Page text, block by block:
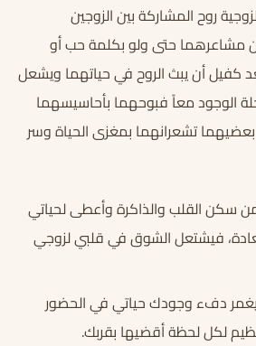
روح المشاركة بين الزوجين
مشاعرهما حتى ولو بكلمة حب أو
كفيل أن يبث الروح في حياتهما ويشعل
الوجود معاً فبوحهما بأحاسيسهما
تشعرانهما بمغزى الحياة وسر
سكن القلب والذاكرة وأعطى لحياتي
فيشتعل الشوق في قلبي لزوجي
دفء وجودك حياتي في الحضور
لكل لحظة أقضيها بقربك.